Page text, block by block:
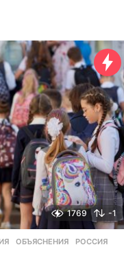
1769 -1
,ОБЪЯСНЕНИЯ ,РОССИЯ